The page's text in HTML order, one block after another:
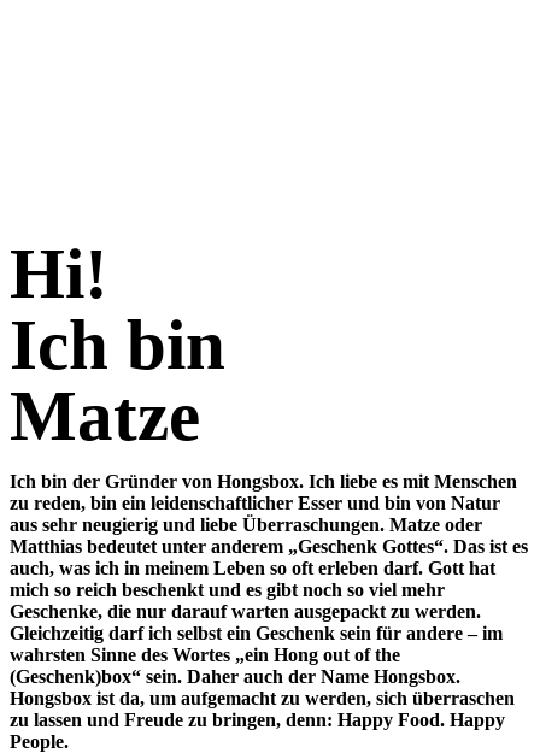
Hi!
Ich bin
Matze
Ich bin der Gründer von Hongsbox. Ich liebe es mit Menschen
zu reden, bin ein leidenschaftlicher Esser und bin von Natur
aus sehr neugierig und liebe Überraschungen. Matze oder
Matthias bedeutet unter anderem „Geschenk Gottes“. Das ist es
auch, was ich in meinem Leben so oft erleben darf. Gott hat
mich so reich beschenkt und es gibt noch so viel mehr
Geschenke, die nur darauf warten ausgepackt zu werden.
Gleichzeitig darf ich selbst ein Geschenk sein für andere – im
wahrsten Sinne des Wortes „ein Hong out of the
(Geschenk)box“ sein. Daher auch der Name Hongsbox.
Hongsbox ist da, um aufgemacht zu werden, sich überraschen
zu lassen und Freude zu bringen, denn: Happy Food. Happy
People.